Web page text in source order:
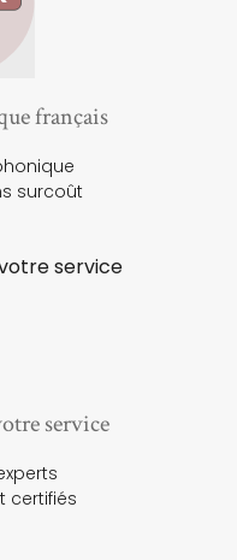
français
surcoût
service
certifiés